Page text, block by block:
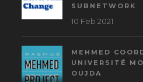
SUBNETWORK
10 Feb 2021
MEHMED
UNIVERSITÉ
OUJDA